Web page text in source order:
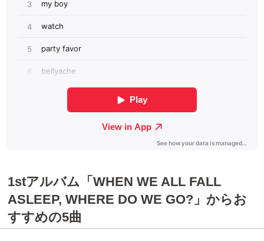
1stアルバム「WHEN WE ALL FALL
ASLEEP, WHERE DO WE GO?」からお
すすめの5曲